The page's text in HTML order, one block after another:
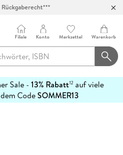
Rückgaberecht***
Filiale Konto Merkzettel Warenkorb
Sale - 13% Rabatt12 auf viele
CodeSOMMER13